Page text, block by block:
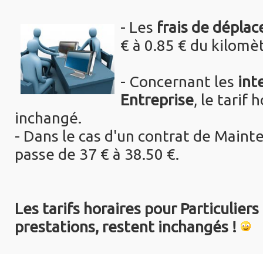
- Les frais de
€ à 0.85 € du
- Concernant les
Entreprise, le tarif
inchangé.
- Dans le cas d'un contrat de
passe de 37 € à 38.50 €.
Les tarifs horaires pour
prestations, restent inchangés !